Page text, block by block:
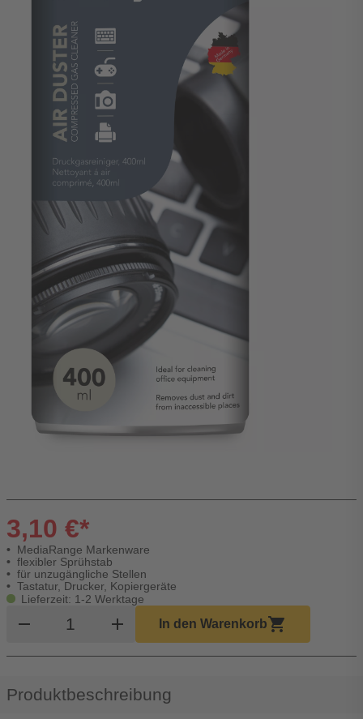
3,10 €*
MediaRange Markenware
flexibler Sprühstab
für unzugängliche Stellen
Tastatur, Drucker, Kopiergeräte
Lieferzeit: 1-2 Werktage
remove Produkt Warenkorb Menge
add In den Warenkorbshopping_cart
Produktbeschreibung